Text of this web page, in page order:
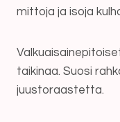
mittoja ja isoja
taikinaa. Suosi
juustoraastetta.